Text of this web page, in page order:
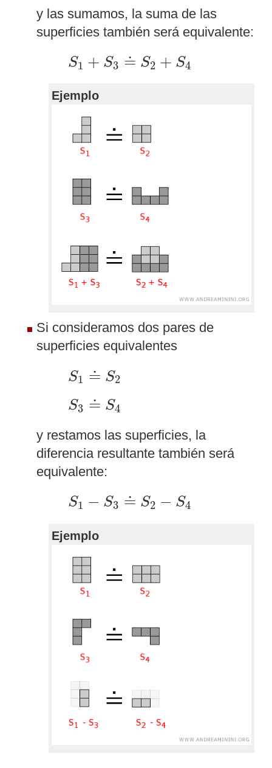
y las sumamos, la suma de las
superficies también será equivalente:
S1 + S3 ≐ S2 + S4
S 1 S ≐ S2 S 4
Ejemplo
Si consideramos dos pares de
superficies equivalentes
S1 ≐ S2
S ≐ S2
S3 ≐ S4
S ≐ S4
y restamos las superficies, la
diferencia resultante también será
equivalente:
S1 − S3 ≐ S2 − S4
S S ≐ S2 4
Ejemplo